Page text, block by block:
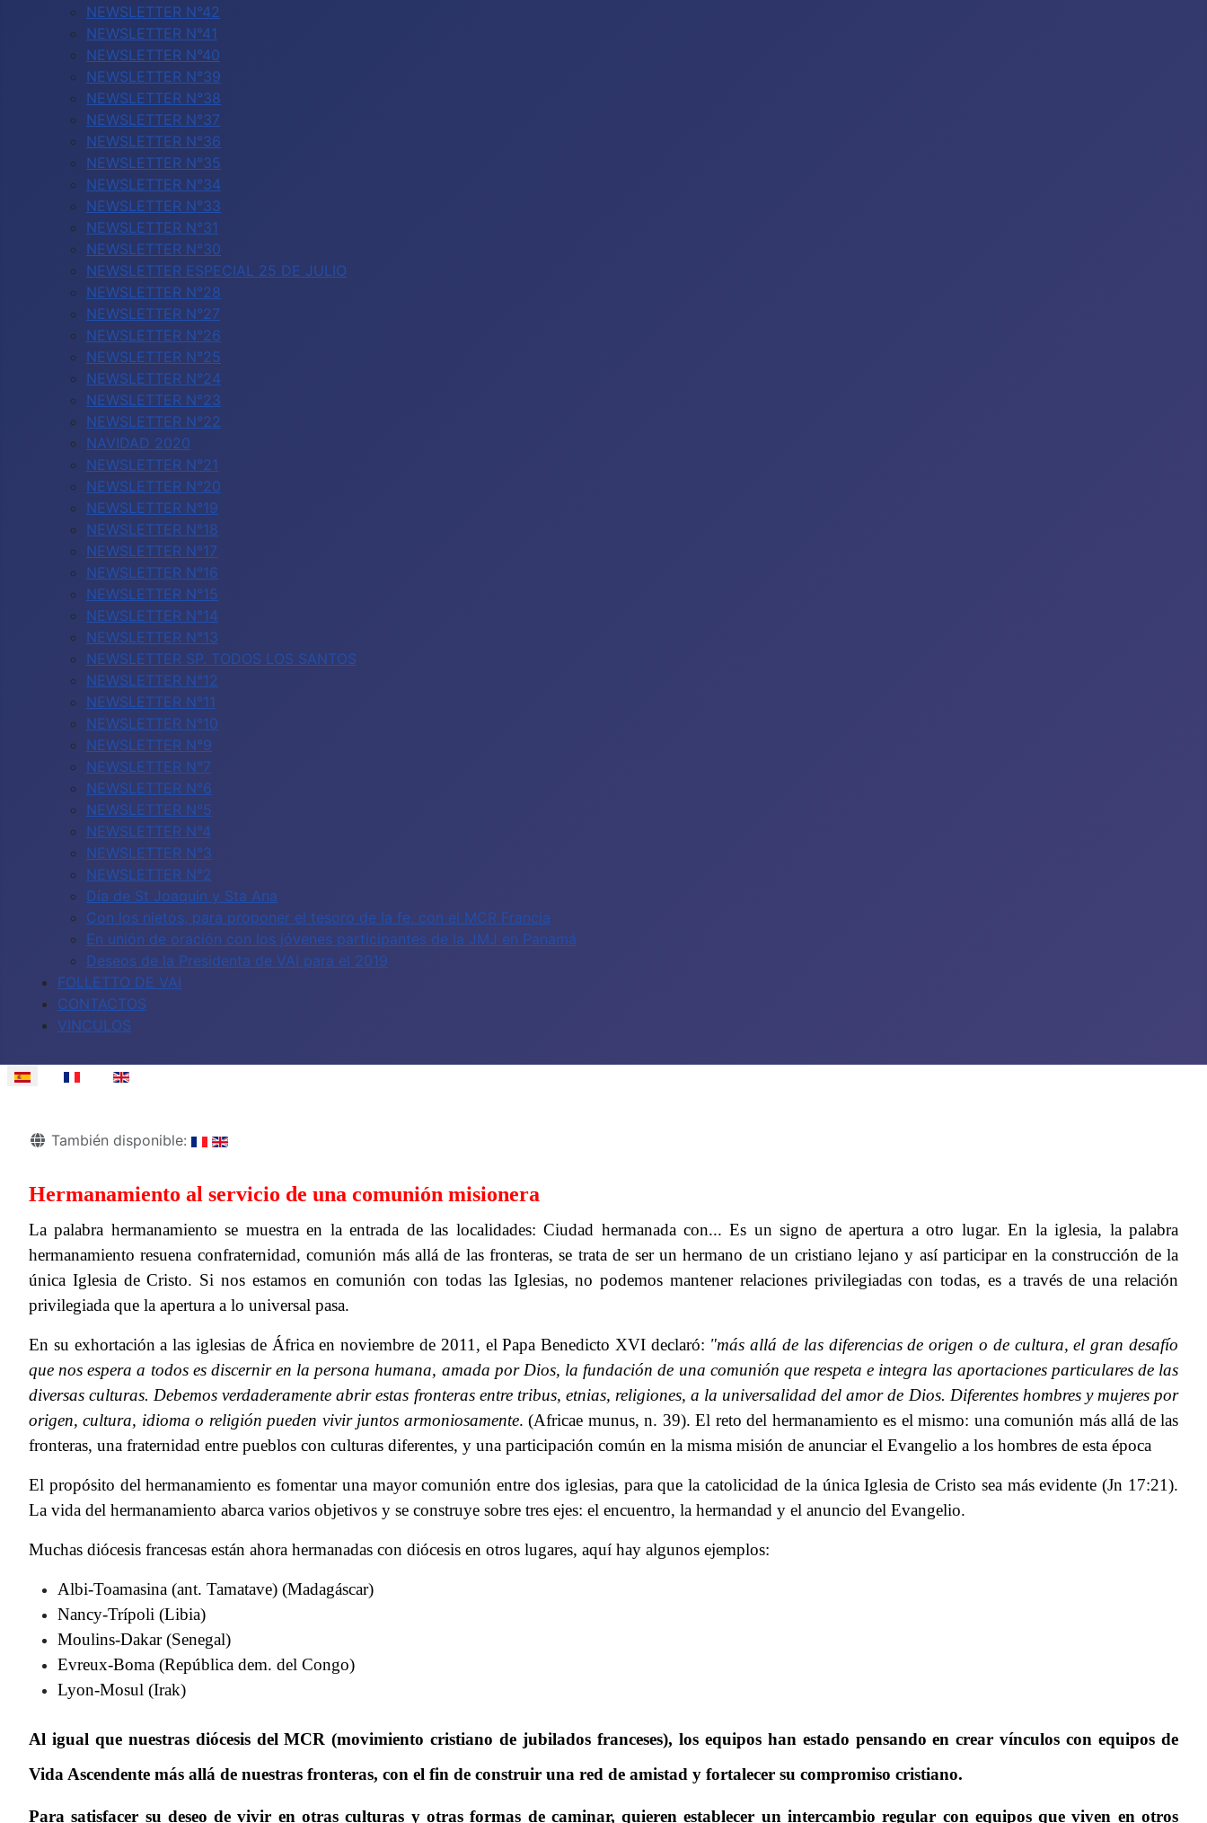
NEWSLETTER N°42
NEWSLETTER N°41
NEWSLETTER N°40
NEWSLETTER N°39
NEWSLETTER N°38
NEWSLETTER N°37
NEWSLETTER N°36
NEWSLETTER N°35
NEWSLETTER N°34
NEWSLETTER N°33
NEWSLETTER N°31
NEWSLETTER N°30
NEWSLETTER ESPECIAL 25 DE JULIO
NEWSLETTER N°28
NEWSLETTER N°27
NEWSLETTER N°26
NEWSLETTER N°25
NEWSLETTER N°24
NEWSLETTER N°23
NEWSLETTER N°22
NAVIDAD 2020
NEWSLETTER N°21
NEWSLETTER N°20
NEWSLETTER N°19
NEWSLETTER N°18
NEWSLETTER N°17
NEWSLETTER N°16
NEWSLETTER N°15
NEWSLETTER N°14
NEWSLETTER N°13
NEWSLETTER SP. TODOS LOS SANTOS
NEWSLETTER N°12
NEWSLETTER N°11
NEWSLETTER N°10
NEWSLETTER N°9
NEWSLETTER N°7
NEWSLETTER N°6
NEWSLETTER N°5
NEWSLETTER N°4
NEWSLETTER N°3
NEWSLETTER N°2
Día de St Joaquin y Sta Ana
Con los nietos, para proponer el tesoro de la fe, con el MCR Francia
En unión de oración con los jóvenes participantes de la JMJ en Panamá
Deseos de la Presidenta de VAI para el 2019
FOLLETTO DE VAI
CONTACTOS
VINCULOS
Seleccione su idioma
Detalles
También disponible:
Hermanamiento al servicio de una comunión misionera
La palabra hermanamiento se muestra en la entrada de las localidades: Ciudad hermanada con... Es un signo de apertura a otro lugar. En la iglesia, la palabra
hermanamiento resuena confraternidad, comunión más allá de las fronteras, se trata de ser un hermano de un cristiano lejano y así participar en la construcción de la
única Iglesia de Cristo. Si nos estamos en comunión con todas las Iglesias, no podemos mantener relaciones privilegiadas con todas, es a través de una relación
privilegiada que la apertura a lo universal pasa.
En su exhortación a las iglesias de África en noviembre de 2011, el Papa Benedicto XVI declaró: "más allá de las diferencias de origen o de cultura, el gran desafío
que nos espera a todos es discernir en la persona humana, amada por Dios, la fundación de una comunión que respeta e integra las aportaciones particulares de las
diversas culturas. Debemos verdaderamente abrir estas fronteras entre tribus, etnias, religiones, a la universalidad del amor de Dios. Diferentes hombres y mujeres por
origen, cultura, idioma o religión pueden vivir juntos armoniosamente. (Africae munus, n. 39). El reto del hermanamiento es el mismo: una comunión más allá de las
fronteras, una fraternidad entre pueblos con culturas diferentes, y una participación común en la misma misión de anunciar el Evangelio a los hombres de esta época
El propósito del hermanamiento es fomentar una mayor comunión entre dos iglesias, para que la catolicidad de la única Iglesia de Cristo sea más evidente (Jn 17:21).
La vida del hermanamiento abarca varios objetivos y se construye sobre tres ejes: el encuentro, la hermandad y el anuncio del Evangelio.
Muchas diócesis francesas están ahora hermanadas con diócesis en otros lugares, aquí hay algunos ejemplos:
Albi-Toamasina (ant. Tamatave) (Madagáscar)
Nancy-Trípoli (Libia)
Moulins-Dakar (Senegal)
Evreux-Boma (República dem. del Congo)
Lyon-Mosul (Irak)
Al igual que nuestras diócesis del MCR (movimiento cristiano de jubilados franceses), los equipos han estado pensando en crear vínculos con equipos de
Vida Ascendente más allá de nuestras fronteras, con el fin de construir una red de amistad y fortalecer su compromiso cristiano.
Para satisfacer su deseo de vivir en otras culturas y otras formas de caminar, quieren establecer un intercambio regular con equipos que viven en otros